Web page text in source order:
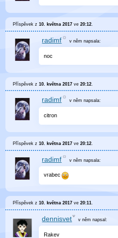
Příspěvek z10. května 2017 ve20:12.
radimf v němnapsala:
noc
Příspěvek z10. května 2017 ve20:12
radimf v němnapsala:
citron
Příspěvek z10. května 2017 ve20:12
radimf v němnapsala:
vrabec
Příspěvek z10. května 2017 ve20:11.
dennisvet v něm napsal:
Rakev